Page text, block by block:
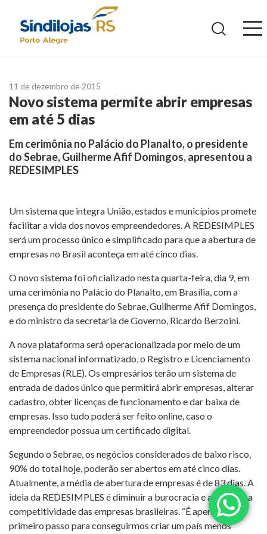
11 de dezembro de 2015
Novo sistema permite abrir empresas
em até 5 dias
Em cerimônia no Palácio do Planalto, o presidente
do Sebrae, Guilherme Afif Domingos, apresentou a
REDESIMPLES
Um sistema que integra União, estados e municípios promete
facilitar a vida dos novos empreendedores. A REDESIMPLES
será um processo único e simplificado para que a abertura de
empresas no Brasil aconteça em até cinco dias.
O novo sistema foi oficializado nesta quarta-feira, dia 9, em
uma cerimônia no Palácio do Planalto, em Brasília, com a
presença do presidente do Sebrae, Guilherme Afif Domingos,
e do ministro da secretaria de Governo, Ricardo Berzoini.
A nova plataforma será operacionalizada por meio de um
sistema nacional informatizado, o Registro e Licenciamento
de Empresas (RLE). Os empresários terão um sistema de
entrada de dados único que permitirá abrir empresas, alterar
cadastro, obter licenças de funcionamento e dar baixa de
empresas. Isso tudo poderá ser feito online, caso o
empreendedor possua um certificado digital.
Segundo o Sebrae, os negócios considerados de baixo risco,
90% do total hoje, poderão ser abertos em até cinco dias.
Atualmente, a média de abertura de empresas é de 83 dias. A
ideia da REDESIMPLES é diminuir a burocracia e aumentar a
competitividade das empresas brasileiras. “É apenas um
primeiro passo para conseguirmos criar um país menos